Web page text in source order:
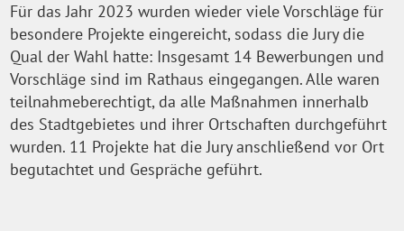
Für das Jahr 2023 wurden wieder viele Vorschläge für
besondere Projekte eingereicht, sodass die Jury die
Qual der Wahl hatte: Insgesamt 14 Bewerbungen und
Vorschläge sind im Rathaus eingegangen. Alle waren
teilnahmeberechtigt, da alle Maßnahmen innerhalb
des Stadtgebietes und ihrer Ortschaften durchgeführt
wurden. 11 Projekte hat die Jury anschließend vor Ort
begutachtet und Gespräche geführt.